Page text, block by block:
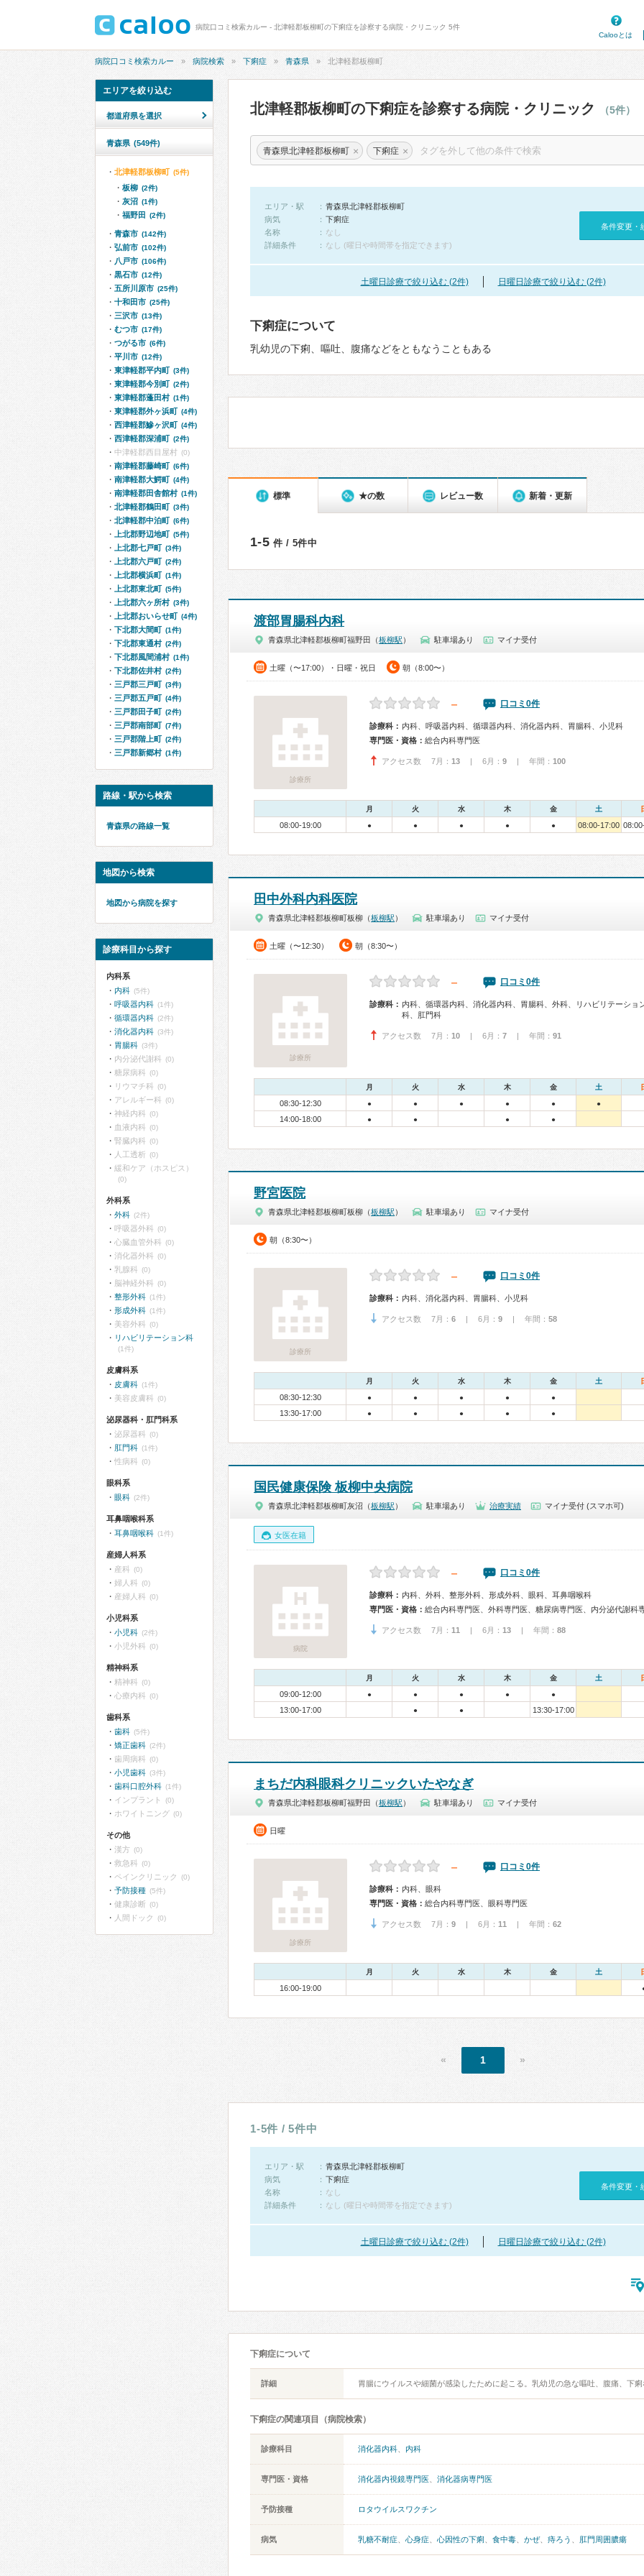
病院口コミ検索カルー - 北津軽郡板柳町の下痢症を診察する病院・クリニック 5件
Calooとは
病院口コミ検索カルー 病院検索 下痢症 青森県 北津軽郡板柳町
北津軽郡板柳町の下痢症を診察する病院・クリニック （5件）
青森県北津軽郡板柳町 × 下痢症 ×
エリア・駅
青森県北津軽郡板柳町
病気
下痢症
名称
なし
詳細条件
なし (曜日や時間帯を指定できます)
条件変更・
土曜日診療で絞り込む (2件) 日曜日診療で絞り込む (2件)
下痢症について
乳幼児の下痢、嘔吐、腹痛などをともなうこともある
標準 ★の数 レビュー数 新着・更新
1-5 件 / 5件中
渡部胃腸科内科
青森県北津軽郡板柳町福野田（板柳駅 ） 駐車場あり マイナ受付
土曜（〜17:00）・日曜・祝日 朝（8:00〜）
診療所
－ 口コミ0件
診療科： 内科、呼吸器内科、循環器内科、消化器内科、胃腸科、小児科
専門医・資格： 総合内科専門医
アクセス数 7月： 13 | 6月： 9 | 年間： 100
月 火 水 木 金 土
08:00-19:00 ● ● ● ● ● 08:00-17:00
田中外科内科医院
青森県北津軽郡板柳町板柳（板柳駅 ） 駐車場あり マイナ受付
土曜（〜12:30） 朝（8:30〜）
診療所
－ 口コミ0件
診療科： 内科、循環器内科、消化器内科、胃腸科、外科、リハビリテーショ
科、肛門科
アクセス数 7月： 10 | 6月： 7 | 年間： 91
月 火 水 木 金 土
08:30-12:30 ● ● ● ● ● ●
14:00-18:00 ● ● ● ●
野宮医院
青森県北津軽郡板柳町板柳（板柳駅 ） 駐車場あり マイナ受付
朝（8:30〜）
診療所
－ 口コミ0件
診療科： 内科、消化器内科、胃腸科、小児科
アクセス数 7月： 6 | 6月： 9 | 年間： 58
月 火 水 木 金 土
08:30-12:30 ● ● ● ● ●
13:30-17:00 ● ● ● ● ●
国民健康保険 板柳中央病院
青森県北津軽郡板柳町灰沼（板柳駅 ） 駐車場あり 治療実績 マイナ受付 (スマホ可)
女医在籍
病院
－ 口コミ0件
診療科： 内科、外科、整形外科、形成外科、眼科、耳鼻咽喉科
専門医・資格：
アクセス数 7月： 11 | 6月： 13 | 年間： 88
月 火 水 木 金 土
09:00-12:00 ● ● ● ● ●
13:00-17:00 ● ● 13:30-17:00
まちだ内科眼科クリニックいたやなぎ
青森県北津軽郡板柳町福野田（板柳駅 ） 駐車場あり マイナ受付
日曜
診療所
－ 口コミ0件
診療科： 内科、眼科
専門医・資格： 総合内科専門医、眼科専門医
アクセス数 7月： 9 | 6月： 11 | 年間： 62
月 火 水 木 金 土
16:00-19:00
« 1 »
1-5件 / 5件中
エリア・駅
青森県北津軽郡板柳町
病気
下痢症
名称
なし
詳細条件
なし (曜日や時間帯を指定できます)
条件変更・
土曜日診療で絞り込む (2件) 日曜日診療で絞り込む (2件)
下痢症について
詳細 胃腸にウイルスや細菌が感染したために起こる。乳幼児の急な嘔吐、腹痛、下
下痢症の関連項目（病院検索）
診療科目 消化器内科 内科
専門医・資格 消化器内視鏡専門医 消化器病専門医
予防接種 ロタウイルスワクチン
病気 乳糖不耐症 心身症 心因性の下痢 食中毒 かぜ、 痔ろう 肛門周囲膿瘍
エリアを絞り込む
都道府県を選択
青森県 (549件)
北津軽郡板柳町 (5件)
板柳 (2件)
灰沼 (1件)
福野田 (2件)
青森市 (142件)
弘前市 (102件)
八戸市 (106件)
黒石市 (12件)
五所川原市 (25件)
十和田市 (25件)
三沢市 (13件)
むつ市 (17件)
つがる市 (6件)
平川市 (12件)
東津軽郡平内町 (3件)
東津軽郡今別町 (2件)
東津軽郡蓬田村 (1件)
東津軽郡外ヶ浜町 (4件)
西津軽郡鰺ヶ沢町 (4件)
西津軽郡深浦町 (2件)
中津軽郡西目屋村 (0)
南津軽郡藤崎町 (6件)
南津軽郡大鰐町 (4件)
南津軽郡田舎館村 (1件)
北津軽郡鶴田町 (3件)
北津軽郡中泊町 (6件)
上北郡野辺地町 (5件)
上北郡七戸町 (3件)
上北郡六戸町 (2件)
上北郡横浜町 (1件)
上北郡東北町 (5件)
上北郡六ヶ所村 (3件)
上北郡おいらせ町 (4件)
下北郡大間町 (1件)
下北郡東通村 (2件)
下北郡風間浦村 (1件)
下北郡佐井村 (2件)
三戸郡三戸町 (3件)
三戸郡五戸町 (4件)
三戸郡田子町 (2件)
三戸郡南部町 (7件)
三戸郡階上町 (2件)
三戸郡新郷村 (1件)
路線・駅から検索
青森県の路線一覧
地図から検索
地図から病院を探す
診療科目から探す
内科系
内科 (5件)
呼吸器内科 (1件)
循環器内科 (2件)
消化器内科 (3件)
胃腸科 (3件)
内分泌代謝科 (0)
糖尿病科 (0)
リウマチ科 (0)
アレルギー科 (0)
神経内科 (0)
血液内科 (0)
腎臓内科 (0)
人工透析 (0)
緩和ケア（ホスピス）
(0)
外科系
外科 (2件)
呼吸器外科 (0)
心臓血管外科 (0)
消化器外科 (0)
乳腺科 (0)
脳神経外科 (0)
整形外科 (1件)
形成外科 (1件)
美容外科 (0)
リハビリテーション科
(1件)
皮膚科系
皮膚科 (1件)
美容皮膚科 (0)
泌尿器科・肛門科系
泌尿器科 (0)
肛門科 (1件)
性病科 (0)
眼科系
眼科 (2件)
耳鼻咽喉科系
耳鼻咽喉科 (1件)
産婦人科系
産科 (0)
婦人科 (0)
産婦人科 (0)
小児科系
小児科 (2件)
小児外科 (0)
精神科系
精神科 (0)
心療内科 (0)
歯科系
歯科 (5件)
矯正歯科 (2件)
歯周病科 (0)
小児歯科 (3件)
歯科口腔外科 (1件)
インプラント (0)
ホワイトニング (0)
その他
漢方 (0)
救急科 (0)
ペインクリニック (0)
予防接種 (5件)
健康診断 (0)
人間ドック (0)